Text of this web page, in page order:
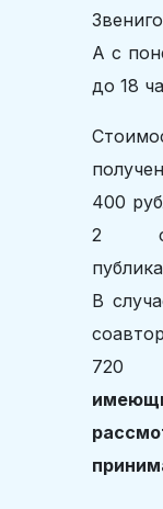
А с
до 18
400
2
В
720